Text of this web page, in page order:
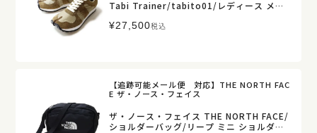
Tabi Trainer/tabito01/レディース メン
¥27,500税込
【追跡可能メール便 対応】THE NORTH FAC
E ザ・ノース・フェイス
ザ・ノース・フェイス THE NORTH FACE/
ショルダーバッグ/リープ ミニ ショルダー/